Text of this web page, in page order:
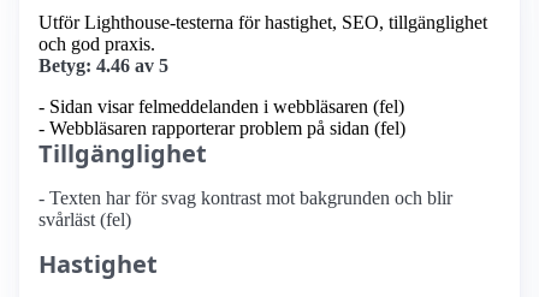
Utför Lighthouse-testerna för hastighet, SEO, tillgänglighet
och god praxis.
Betyg: 4.46 av 5
- Sidan visar felmeddelanden i webbläsaren (fel)
- Webbläsaren rapporterar problem på sidan (fel)
Tillgänglighet
- Texten har för svag kontrast mot bakgrunden och blir
svårläst (fel)
Hastighet